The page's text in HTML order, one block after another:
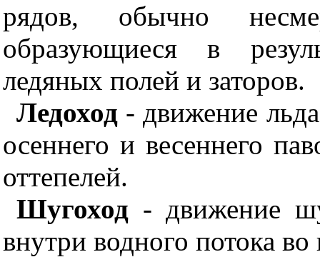
рядов, обычно
образующиеся в
ледяных полей и заторов.
Ледоход - движение
осеннего и весеннего
оттепелей.
Шугоход - движение
внутри водного потока